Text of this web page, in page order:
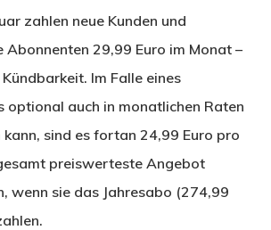
zahlen neue Kunden und
Abonnenten 29,99 Euro im Monat –
Im Falle eines
optional auch in monatlichen Raten
sind es fortan 24,99 Euro pro
preiswerteste Angebot
wenn sie das Jahresabo (274,99